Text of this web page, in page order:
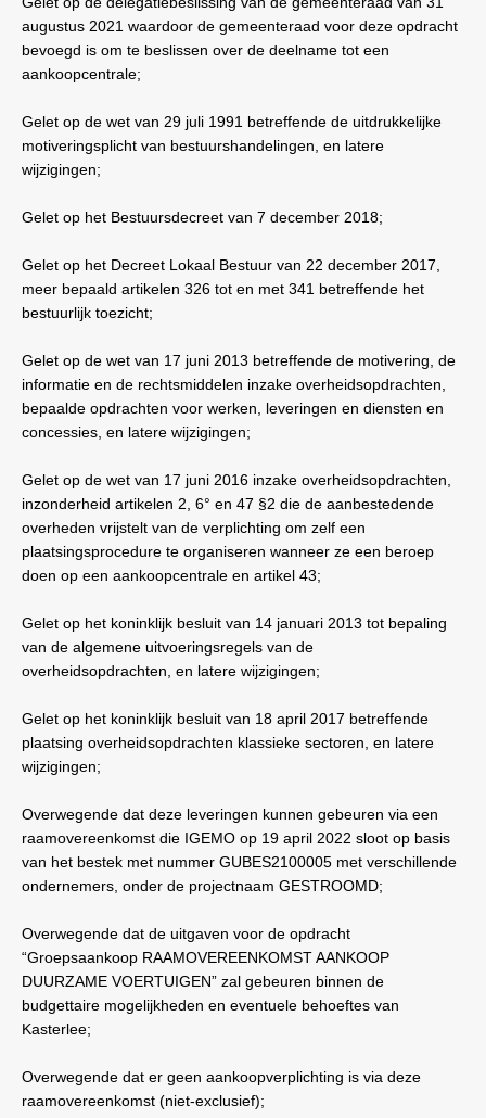
augustus 2021 waardoor de gemeenteraad voor deze opdracht
bevoegd is om te beslissen over de deelname tot een
aankoopcentrale;
Gelet op de wet van 29 juli 1991 betreffende de uitdrukkelijke
motiveringsplicht van bestuurshandelingen, en latere
wijzigingen;
Gelet op het Bestuursdecreet van 7 december 2018;
Gelet op het Decreet Lokaal Bestuur van 22 december 2017,
meer bepaald artikelen 326 tot en met 341 betreffende het
bestuurlijk toezicht;
Gelet op de wet van 17 juni 2013 betreffende de motivering, de
informatie en de rechtsmiddelen inzake overheidsopdrachten,
bepaalde opdrachten voor werken, leveringen en diensten en
concessies, en latere wijzigingen;
Gelet op de wet van 17 juni 2016 inzake overheidsopdrachten,
inzonderheid artikelen 2, 6° en 47 §2 die de aanbestedende
overheden vrijstelt van de verplichting om zelf een
plaatsingsprocedure te organiseren wanneer ze een beroep
doen op een aankoopcentrale en artikel 43;
Gelet op het koninklijk besluit van 14 januari 2013 tot bepaling
van de algemene uitvoeringsregels van de
overheidsopdrachten, en latere wijzigingen;
Gelet op het koninklijk besluit van 18 april 2017 betreffende
plaatsing overheidsopdrachten klassieke sectoren, en latere
wijzigingen;
Overwegende dat deze leveringen kunnen gebeuren via een
raamovereenkomst die IGEMO op 19 april 2022 sloot op basis
van het bestek met nummer GUBES2100005 met verschillende
ondernemers, onder de projectnaam GESTROOMD;
Overwegende dat de uitgaven voor de opdracht
“Groepsaankoop RAAMOVEREENKOMST AANKOOP
DUURZAME VOERTUIGEN” zal gebeuren binnen de
budgettaire mogelijkheden en eventuele behoeftes van
Kasterlee;
Overwegende dat er geen aankoopverplichting is via deze
raamovereenkomst (niet-exclusief);